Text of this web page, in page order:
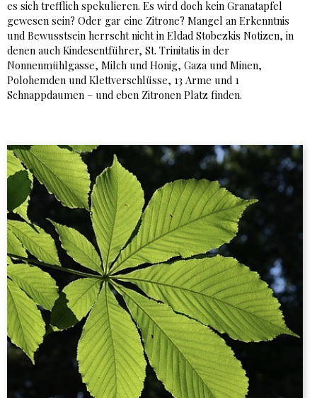
es sich trefflich spekulieren. Es wird doch kein Granatapfel
gewesen sein? Oder gar eine Zitrone? Mangel an Erkenntnis
und Bewusstsein herrscht nicht in Eldad Stobezkis Notizen, in
denen auch Kindesentführer, St. Trinitatis in der
Nonnenmühlgasse, Milch und Honig, Gaza und Minen,
Polohemden und Klettverschlüsse, 13 Arme und 1
Schnappdaumen – und eben Zitronen Platz finden.